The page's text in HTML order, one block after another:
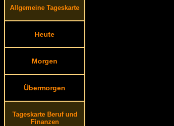
Allgemeine Tageskarte
Heute
Morgen
Übermorgen
Tageskarte Beruf und
Finanzen